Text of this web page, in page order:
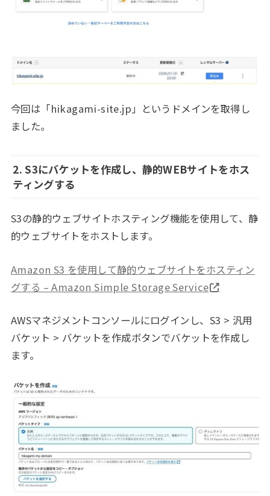
今回は「hikagami-site.jp」というドメインを取得し
ました。
2. S3にバケットを作成し、静的WEBサイトをホス
ティングする
S3の静的ウェブサイトホスティング機能を使用して、静
的ウェブサイトをホストします。
Amazon S3 を使用して静的ウェブサイトをホスティン
グする – Amazon Simple Storage Service
AWSマネジメントコンソールにログインし、S3 > 汎用
バケット > バケットを作成ボタンでバケットを作成し
ます。